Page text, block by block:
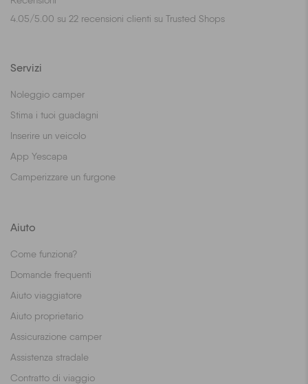
4.05/5.00 su 22 recensioni clienti su Trusted Shops
Servizi
Noleggio camper
Stima i tuoi guadagni
Inserire un veicolo
App Yescapa
Camperizzare un furgone
Aiuto
Come funziona?
Domande frequenti
Aiuto viaggiatore
Aiuto proprietario
Assicurazione camper
Assistenza stradale
Contratto di viaggio